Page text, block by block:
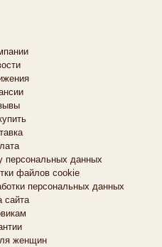
персональных данных
файлов cookie
персональных данных
сайта
женщин